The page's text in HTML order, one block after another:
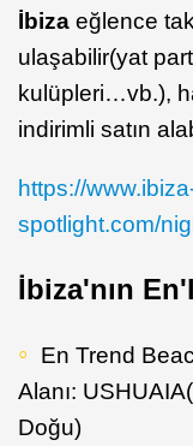
İbiza eğlence
ulaşabilir(yat
kulüpleri…vb.),
indirimli satın
https://
spotlight.com/
İbiza'nın
En Trend
Alanı:
Doğu)